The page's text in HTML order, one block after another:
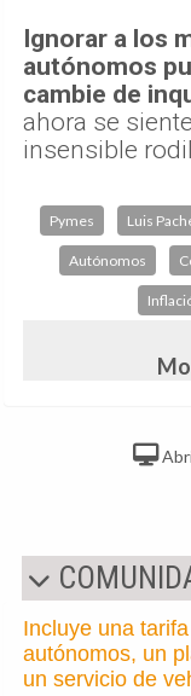
Ignorar a los
autónomos
cambie de
ahora se
insensible
Pymes Luis
Autónomos
Incluye una
autónomos, un
un servicio de